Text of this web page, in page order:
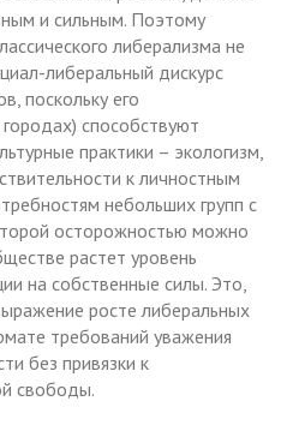
и сильным. Поэтому
либерализма не
либеральный дискурс
поскольку его
способствуют
практики – экологизм,
к личностным
небольших групп с
осторожностью можно
растет уровень
на собственные силы. Это,
росте либеральных
требований уважения
без привязки к
свободы.